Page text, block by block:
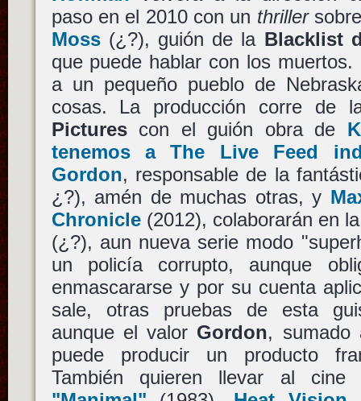
paso en el 2010 con un thriller
Moss(¿?), guión de la Blacklist
que puede hablar con los
a un pequeño pueblo de
cosas. La producción corre de
Picturescon el guión obra de
tenemos a The Live Feed
Gordon, responsable de la
¿?), amén de muchas otras, y
Chronicle(2012), colaborarán en
(¿?), aun nueva serie modo
un policía corrupto, aunque
enmascararse y por su cuenta
sale, otras pruebas de esta
aunque el valor Gordon,
puede producir un producto
También quieren llevar al